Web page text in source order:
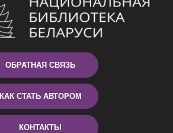
ОБРАТНАЯ СВЯЗЬ
КАК СТАТЬ АВТОРОМ
КОНТАКТЫ